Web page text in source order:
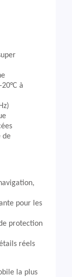
à
de
pour les
protection
réels
la plus